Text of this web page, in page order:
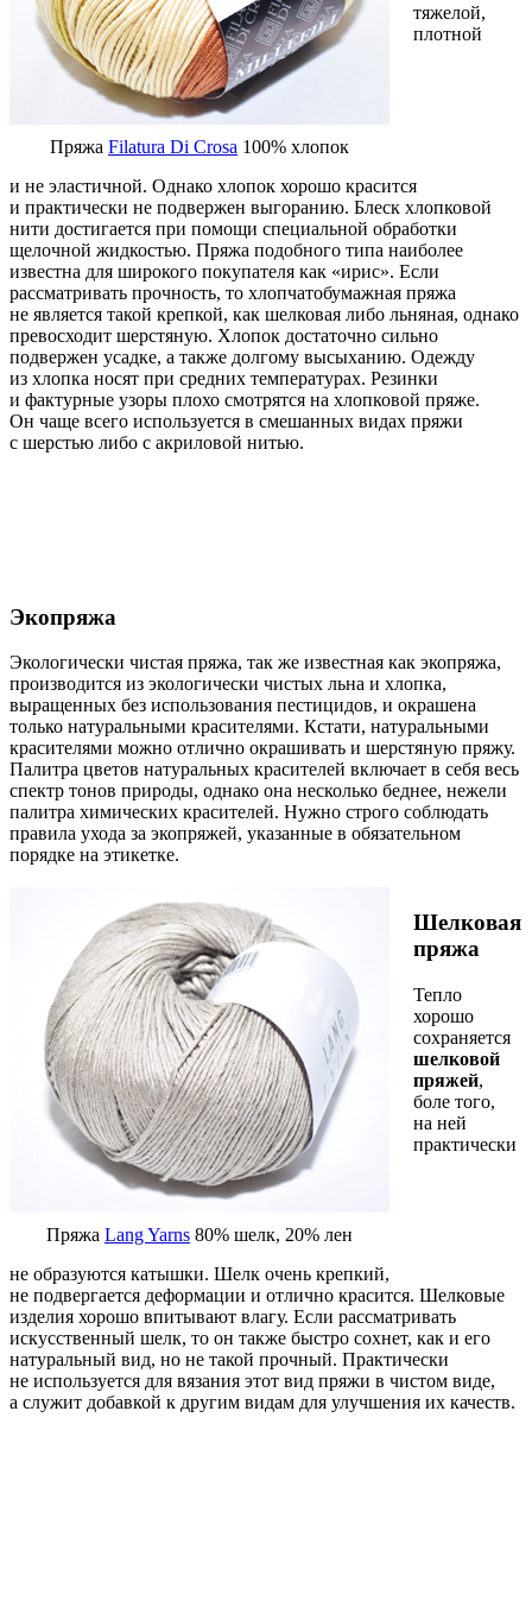
Пряжа Filatura Di Crosa 100% хлопок
тяжелой,
плотной
и не эластичной. Однако хлопок хорошо красится
и практически не подвержен выгоранию. Блеск хлопковой
нити достигается при помощи специальной обработки
щелочной жидкостью. Пряжа подобного типа наиболее
известна для широкого покупателя как «ирис». Если
рассматривать прочность, то хлопчатобумажная пряжа
не является такой крепкой, как шелковая либо льняная, однако
превосходит шерстяную. Хлопок достаточно сильно
подвержен усадке, а также долгому высыханию. Одежду
из хлопка носят при средних температурах. Резинки
и фактурные узоры плохо смотрятся на хлопковой пряже.
Он чаще всего используется в смешанных видах пряжи
с шерстью либо с акриловой нитью.
Экопряжа
Экологически чистая пряжа, так же известная как экопряжа,
производится из экологически чистых льна и хлопка,
выращенных без использования пестицидов, и окрашена
только натуральными красителями. Кстати, натуральными
красителями можно отлично окрашивать и шерстяную пряжу.
Палитра цветов натуральных красителей включает в себя весь
спектр тонов природы, однако она несколько беднее, нежели
палитра химических красителей. Нужно строго соблюдать
правила ухода за экопряжей, указанные в обязательном
порядке на этикетке.
Пряжа Lang Yarns 80% шелк, 20% лен
Шелковая
пряжа
Тепло
хорошо
сохраняется
шелковой
пряжей,
боле того,
на ней
практически
не образуются катышки. Шелк очень крепкий,
не подвергается деформации и отлично красится. Шелковые
изделия хорошо впитывают влагу. Если рассматривать
искусственный шелк, то он также быстро сохнет, как и его
натуральный вид, но не такой прочный. Практически
не используется для вязания этот вид пряжи в чистом виде,
а служит добавкой к другим видам для улучшения их качеств.